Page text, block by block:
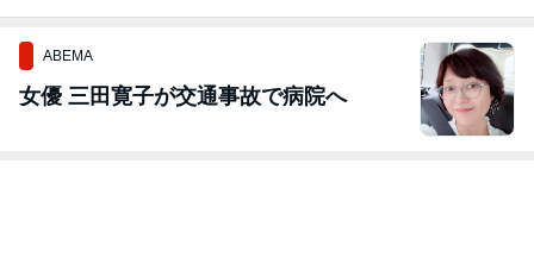
ABEMA
女優 三田寛子が交通事故で病院へ